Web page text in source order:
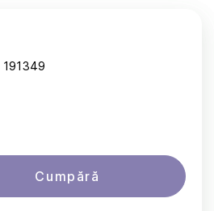
191349
Cumpără